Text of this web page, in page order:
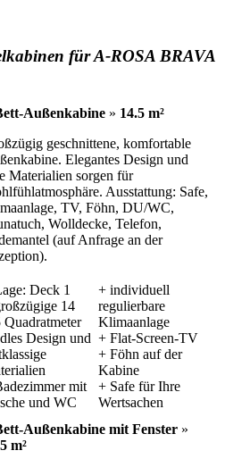
für A-ROSA BRAVA
Außenkabine » 14.5 m²
geschnittene, komfortable
Elegantes Design und
Materialien sorgen für
Ausstattung: Safe,
TV, Föhn, DU/WC,
Wolldecke, Telefon,
(auf Anfrage an der
Deck 1
14
Quadratmeter
Design und
mit
und WC
+ individuell
regulierbare
Klimaanlage
+ Flat-Screen-TV
+ Föhn auf der
Kabine
+ Safe für Ihre
Wertsachen
Außenkabine mit Fenster »
m²